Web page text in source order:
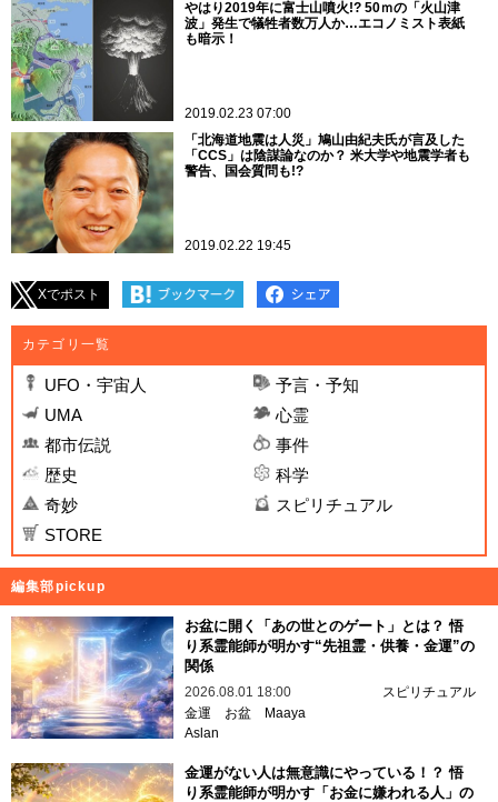
やはり2019年に富士山噴火!? 50ｍの「火山津
波」発生で犠牲者数万人か…エコノミスト表紙
も暗示！
2019.02.23 07:00
「北海道地震は人災」鳩山由紀夫氏が言及した
「CCS」は陰謀論なのか？ 米大学や地震学者も
警告、国会質問も!?
2019.02.22 19:45
Xでポスト
カテゴリ一覧
UFO・宇宙人
予言・予知
UMA
心霊
都市伝説
事件
歴史
科学
奇妙
スピリチュアル
STORE
編集部pickup
お盆に開く「あの世とのゲート」とは？ 悟
り系霊能師が明かす“先祖霊・供養・金運”の
関係
2026.08.01 18:00
スピリチュアル
金運
お盆
Maaya
Aslan
金運がない人は無意識にやっている！？ 悟
り系霊能師が明かす「お金に嫌われる人」の